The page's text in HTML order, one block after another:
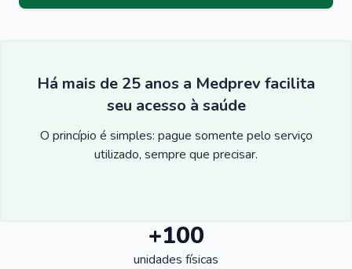
Há mais de 25 anos a Medprev facilita
seu acesso à saúde
O princípio é simples: pague somente pelo serviço
utilizado, sempre que precisar.
+100
unidades físicas